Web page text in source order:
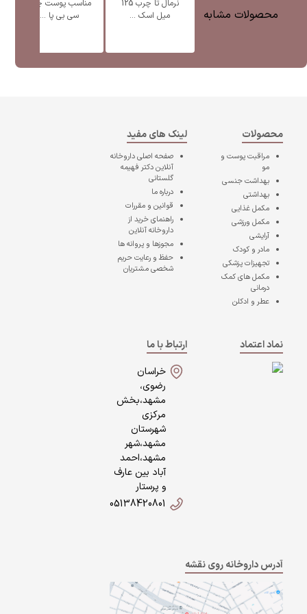
محصولات مشابه
نرمال تا چرب 125
میل اسک ...
مناسب پوست چرب
سی بی پا ...
محصولات
مراقبت پوست و
مو
بهداشت جنسی
بهداشتی
مکمل غذایی
مکمل ورزشی
آرایشی
مادر و کودک
تجهیزات پزشکی
مکمل های کمک
درمانی
عطر و ادکلن
لینک های مفید
صفحه اصلیداروخانه
آنلاین دکتر فهیمه
گلستانی
درباره ما
قوانین و مقررات
راهنمای خرید از
داروخانه آنلاین
مجوزها و پروانه ها
حفظ و رعایت حریم
شخصی مشتریان
نماد اعتماد
ارتباط با ما
خراسان
رضوی،
مشهد،بخش
مرکزی
شهرستان
مشهد،شهر
مشهد،احمد
آباد بین عارف
و پرستار
05138420801
آدرس داروخانه روی نقشه